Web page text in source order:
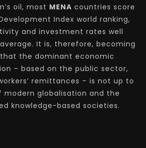
oil, most MENA countries score
Index world ranking,
and investment rates well
It is, therefore, becoming
the dominant economic
– based on the public sector,
remittances – is not up to
modern globalisation and the
knowledge-based societies.